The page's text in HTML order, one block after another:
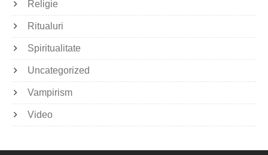
Religie
Ritualuri
Spiritualitate
Uncategorized
Vampirism
Video